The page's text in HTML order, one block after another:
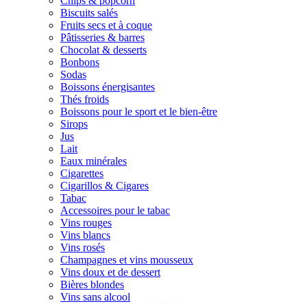
Biscuits salés
Fruits secs et à coque
Pâtisseries & barres
Chocolat & desserts
Bonbons
Sodas
Boissons énergisantes
Thés froids
Boissons pour le sport et le bien-être
Sirops
Jus
Lait
Eaux minérales
Cigarettes
Cigarillos & Cigares
Tabac
Accessoires pour le tabac
Vins rouges
Vins blancs
Vins rosés
Champagnes et vins mousseux
Vins doux et de dessert
Bières blondes
Vins sans alcool